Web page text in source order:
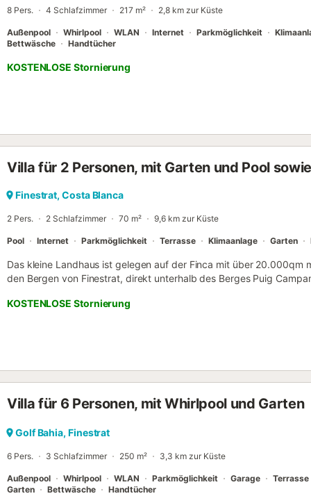
8 Pers. 4 Schlafzimmer 217 m² 2,8 km zur Küste
Außenpool Whirlpool WLAN Internet Parkmöglichkeit
Bettwäsche
Handtücher
KOSTENLOSE Stornierung
Villa für 2 Personen, mit Garten und Pool
Finestrat, Costa Blanca
2 Pers. 2 Schlafzimmer 70 m² 9,6 km zur Küste
Pool Internet Parkmöglichkeit Terrasse Klimaanlage Garten
Das kleine Landhaus ist gelegen auf der Finca mit über 20.000qm
den Bergen von Finestrat, direkt unterhalb des Berges Puig
Finestrat. Der Außenbereich von ca. 500qm besteht unter anderem
Holzhaus als Abstellraum, mehreren Terrassen mit
finden, einem Grill mit kleiner Außenküche, einer Außendusche und
Das Haus hat eine Wohnfläche von ca. 70qm und besteht aus
und eins mit zwei Einzelbetten), einem Wohnzimmer mit Sat.-TV
Bad mit geräumiger Dusche. Eine Klimaanlage ist im Haupt-
Innen- wie im Außenbereich! Ein Ort der Ruhe, zum Entspannen
Radfahren oder einfach Spaziere...
KOSTENLOSE Stornierung
Villa für 6 Personen, mit Whirlpool und Garten
Golf Bahia, Finestrat
6 Pers. 3 Schlafzimmer 250 m² 3,3 km zur Küste
Außenpool Whirlpool WLAN Parkmöglichkeit Garage Terrasse
Garten
Bettwäsche Handtücher